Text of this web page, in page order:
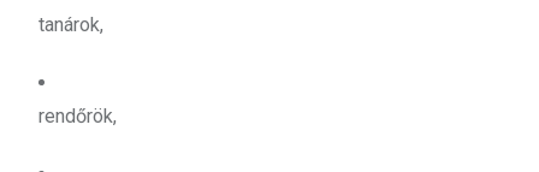
tanárok,
rendőrök,